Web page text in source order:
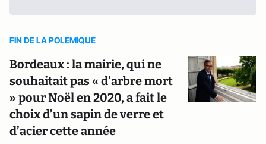
FIN DE LA POLEMIQUE
Bordeaux : la mairie, qui ne
souhaitait pas « d'arbre mort
» pour Noël en 2020, a fait le
choix d’un sapin de verre et
d’acier cette année